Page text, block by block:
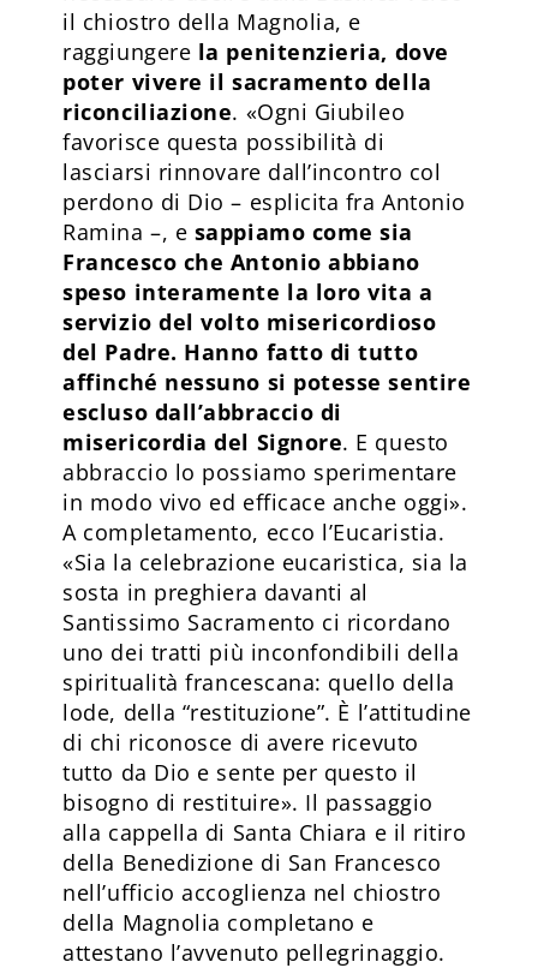
il chiostro della Magnolia, e
raggiungere la penitenzieria, dove
poter vivere il sacramento della
riconciliazione. «Ogni Giubileo
favorisce questa possibilità di
lasciarsi rinnovare dall’incontro col
perdono di Dio – esplicita fra Antonio
Ramina –, e sappiamo come sia
Francesco che Antonio abbiano
speso interamente la loro vita a
servizio del volto misericordioso
del Padre. Hanno fatto di tutto
affinché nessuno si potesse sentire
escluso dall’abbraccio di
misericordia del Signore. E questo
abbraccio lo possiamo sperimentare
in modo vivo ed efficace anche oggi».
A completamento, ecco l’Eucaristia.
«Sia la celebrazione eucaristica, sia la
sosta in preghiera davanti al
Santissimo Sacramento ci ricordano
uno dei tratti più inconfondibili della
spiritualità francescana: quello della
lode, della “restituzione”. È l’attitudine
di chi riconosce di avere ricevuto
tutto da Dio e sente per questo il
bisogno di restituire». Il passaggio
alla cappella di Santa Chiara e il ritiro
della Benedizione di San Francesco
nell’ufficio accoglienza nel chiostro
della Magnolia completano e
attestano l’avvenuto pellegrinaggio.